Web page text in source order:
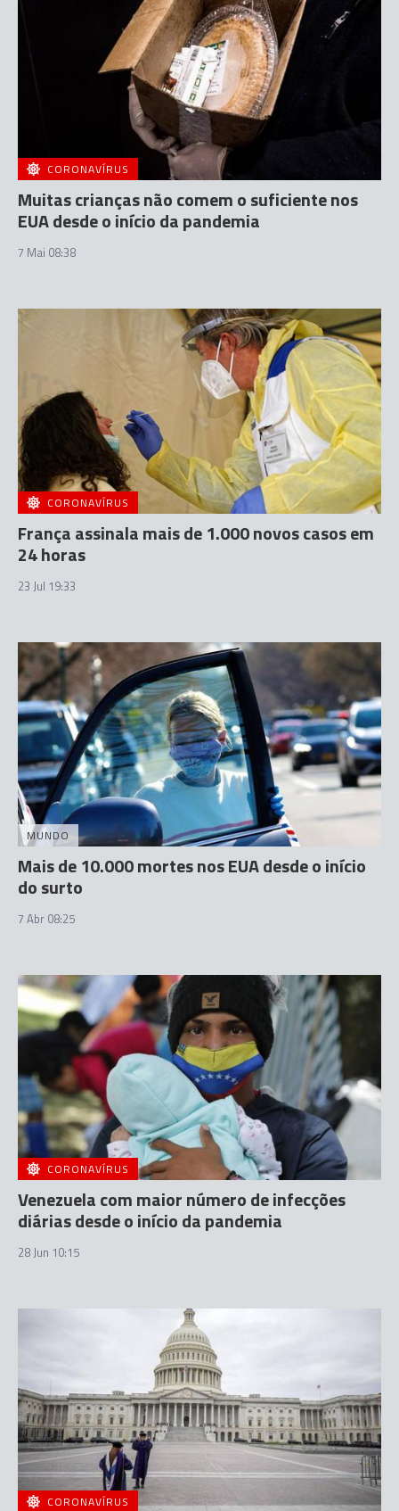
CORONAVÍRUS
Muitas crianças não comem o suficiente nos
EUA desde o início da pandemia
7 Mai 08:38
CORONAVÍRUS
França assinala mais de 1.000 novos casos em
24 horas
23 Jul 19:33
MUNDO
Mais de 10.000 mortes nos EUA desde o início
do surto
7 Abr 08:25
CORONAVÍRUS
Venezuela com maior número de infecções
diárias desde o início da pandemia
28 Jun 10:15
CORONAVÍRUS